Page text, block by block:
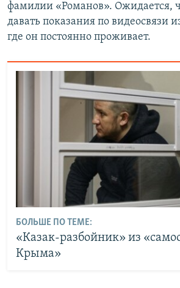
фамилии «Романов». Ожидается,
давать показания по видеосвязи
где он постоянно проживает.
БОЛЬШЕ ПО ТЕМЕ:
«Казак-разбойник» из
Крыма»